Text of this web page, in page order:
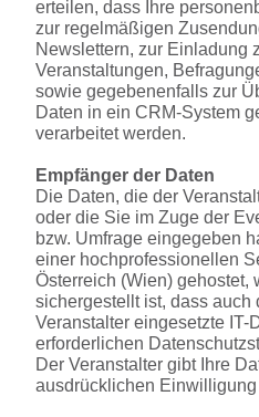
erteilen, dass Ihre
zur regelmäßigen
Newslettern, zur Einladung
Veranstaltungen,
sowie gegebenenfalls zur
Daten in ein CRM-System
verarbeitet werden.
Empfänger der Daten
Die Daten, die der
oder die Sie im Zuge der
bzw. Umfrage eingegeben
einer hochprofessionellen
Österreich (Wien) gehostet,
sichergestellt ist, dass auch
Veranstalter eingesetzte IT-
erforderlichen
Der Veranstalter gibt Ihre
ausdrücklichen Einwilligung